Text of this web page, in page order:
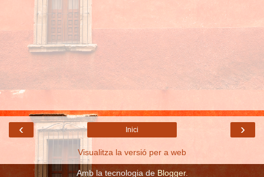
‹ ›
Inici
Visualitza la versió per a web
Amb la tecnologia de Blogger.